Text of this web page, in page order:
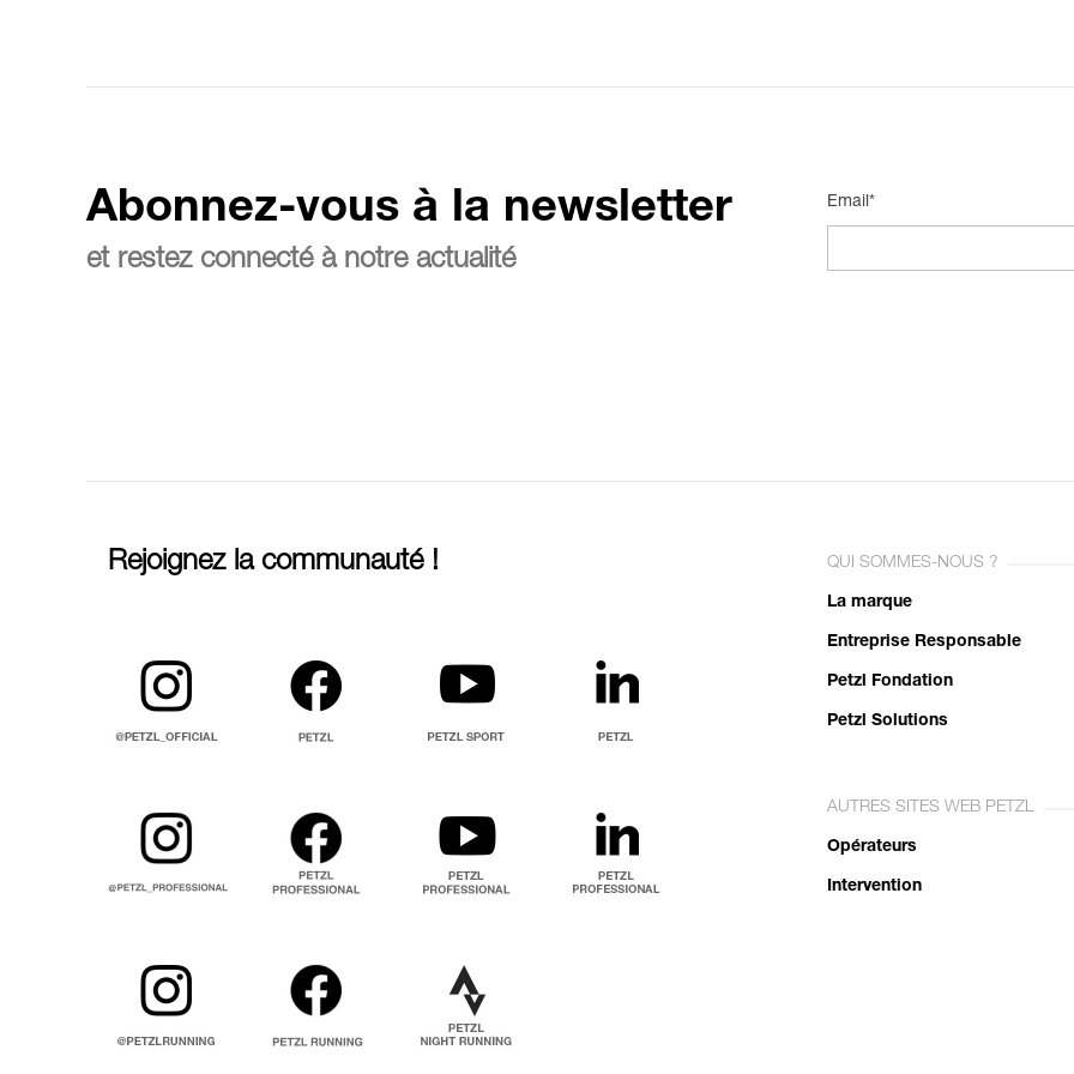
Abonnez-vous à la newsletter
et restez connecté à notre actualité
Email*
Rejoignez la communauté ! QUI SOMMES-NOUS ?
La marque
Entreprise Responsable
Petzl Fondation
Petzl Solutions
AUTRES SITES WEB PETZL
Opérateurs
Intervention